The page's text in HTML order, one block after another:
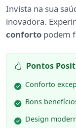
Invista na sua
inovadora.
conforto podem
Pontos
Conforto
Bons
Design